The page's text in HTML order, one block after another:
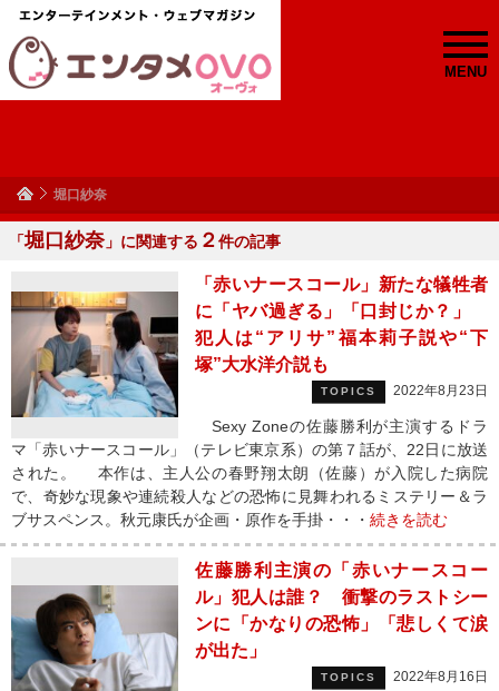
MENU
堀口紗奈
「堀口紗奈」に関連する ２件の記事
「赤いナースコール」新たな犠牲者
に「ヤバ過ぎる」「口封じか？」
犯人は“アリサ”福本莉子説や“下
塚”大水洋介説も
TOPICS 2022年8月23日
Sexy Zoneの佐藤勝利が主演するドラ
マ「赤いナースコール」（テレビ東京系）の第７話が、22日に放送
された。 本作は、主人公の春野翔太朗（佐藤）が入院した病院
で、奇妙な現象や連続殺人などの恐怖に見舞われるミステリー＆ラ
ブサスペンス。秋元康氏が企画・原作を手掛・・・ 続きを読む
佐藤勝利主演の「赤いナースコー
ル」犯人は誰？ 衝撃のラストシー
ンに「かなりの恐怖」「悲しくて涙
が出た」
TOPICS 2022年8月16日